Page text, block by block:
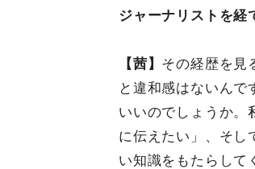
ジャーナリストを経
【茜】 その経歴を見
と違和感はないん
いいのでしょうか。
に伝えたい」、そし
い知識をもたらして